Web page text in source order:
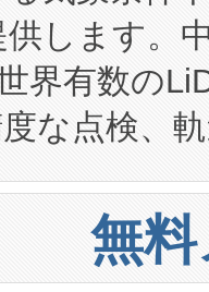
設設計・
よび知的
カリキュ
段階におけ
ち上げ調整
ステム（
AI搭載プラ
用に至る
保する事
タセンター
負担をかけ
します。
界有数の
な点検、
バルク材
2」を発
メート
無